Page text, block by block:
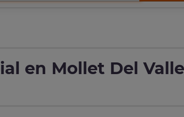
en Mollet Del